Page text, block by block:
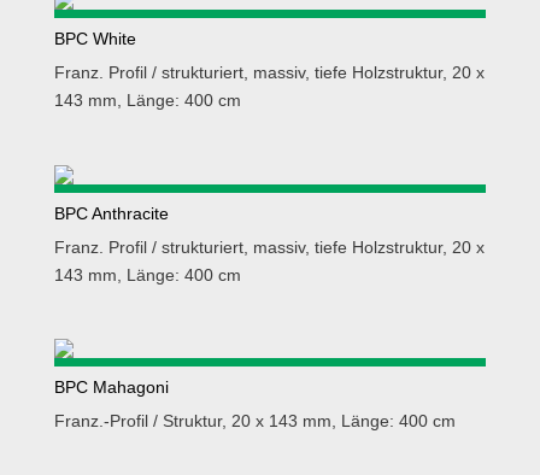
BPC White
Franz. Profil / strukturiert, massiv, tiefe Holzstruktur, 20 x
143 mm, Länge: 400 cm
BPC Anthracite
Franz. Profil / strukturiert, massiv, tiefe Holzstruktur, 20 x
143 mm, Länge: 400 cm
BPC Mahagoni
Franz.-Profil / Struktur, 20 x 143 mm, Länge: 400 cm